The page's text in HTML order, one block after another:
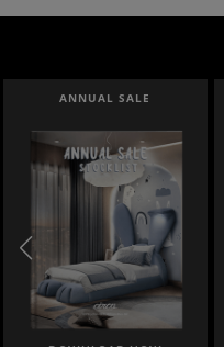
ANNUAL SALE